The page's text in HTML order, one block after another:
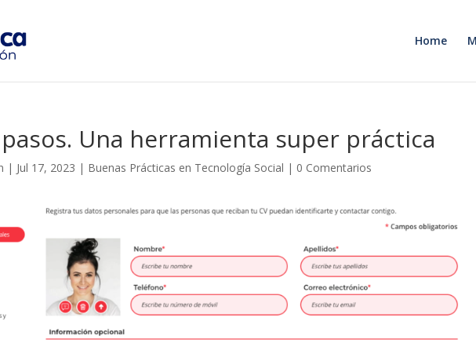
Home
pasos. Una herramienta super práctica
| Jul 17, 2023 | Buenas Prácticas en Tecnología Social | 0 Comentarios